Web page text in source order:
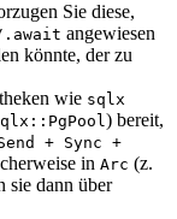
Sie diese,
.await angewiesen
könnte, der zu
wie sqlx
) bereit,
+ Sync +
in Arc (z.
sie dann über